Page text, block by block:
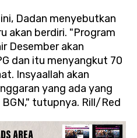
Dadan menyebutkan
akan berdiri. "Program
Desember akan
dan itu menyangkut 70
Insyaallah akan
yang ada yang
tutupnya. Rill/Red